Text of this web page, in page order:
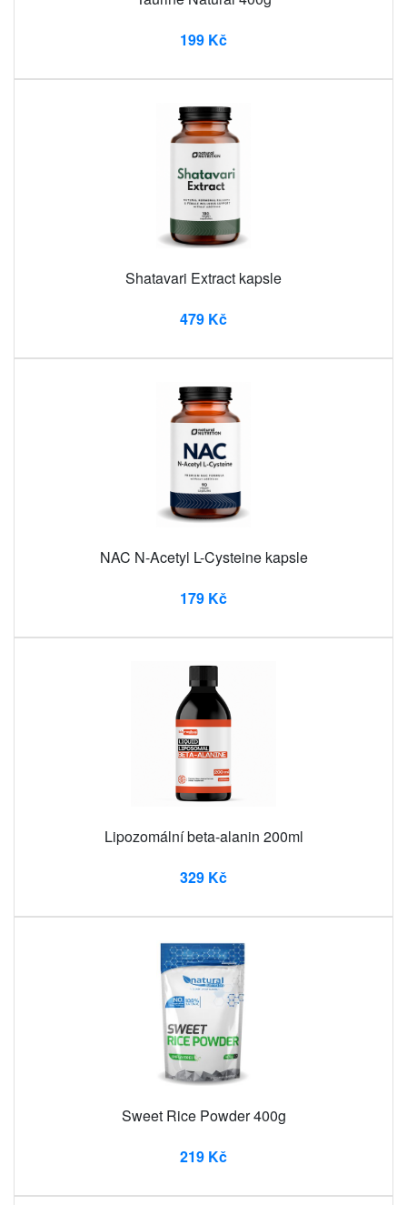
199 Kč
Shatavari Extract kapsle
479 Kč
NAC N-Acetyl L-Cysteine ​​kapsle
179 Kč
Lipozomální beta-alanin 200ml
329 Kč
Sweet Rice Powder 400g
219 Kč